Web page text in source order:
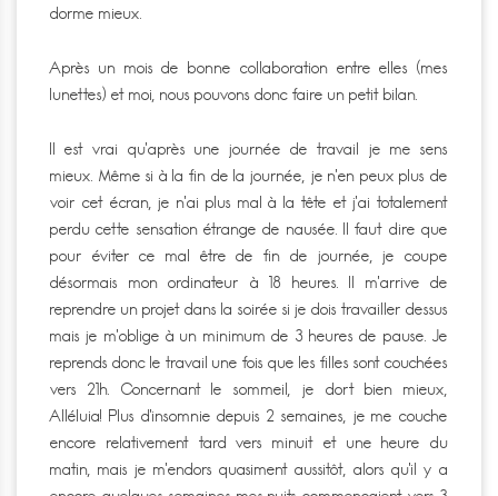
dorme mieux.
Après un mois de bonne collaboration entre elles (mes
lunettes) et moi, nous pouvons donc faire un petit bilan.
Il est vrai qu’après une journée de travail je me sens
mieux. Même si à la fin de la journée, je n’en peux plus de
voir cet écran, je n’ai plus mal à la tête et j’ai totalement
perdu cette sensation étrange de nausée. Il faut dire que
pour éviter ce mal être de fin de journée, je coupe
désormais mon ordinateur à 18 heures. Il m’arrive de
reprendre un projet dans la soirée si je dois travailler dessus
mais je m’oblige à un minimum de 3 heures de pause. Je
reprends donc le travail une fois que les filles sont couchées
vers 21h. Concernant le sommeil, je dort bien mieux,
Alléluia! Plus d’insomnie depuis 2 semaines, je me couche
encore relativement tard vers minuit et une heure du
matin, mais je m’endors quasiment aussitôt, alors qu’il y a